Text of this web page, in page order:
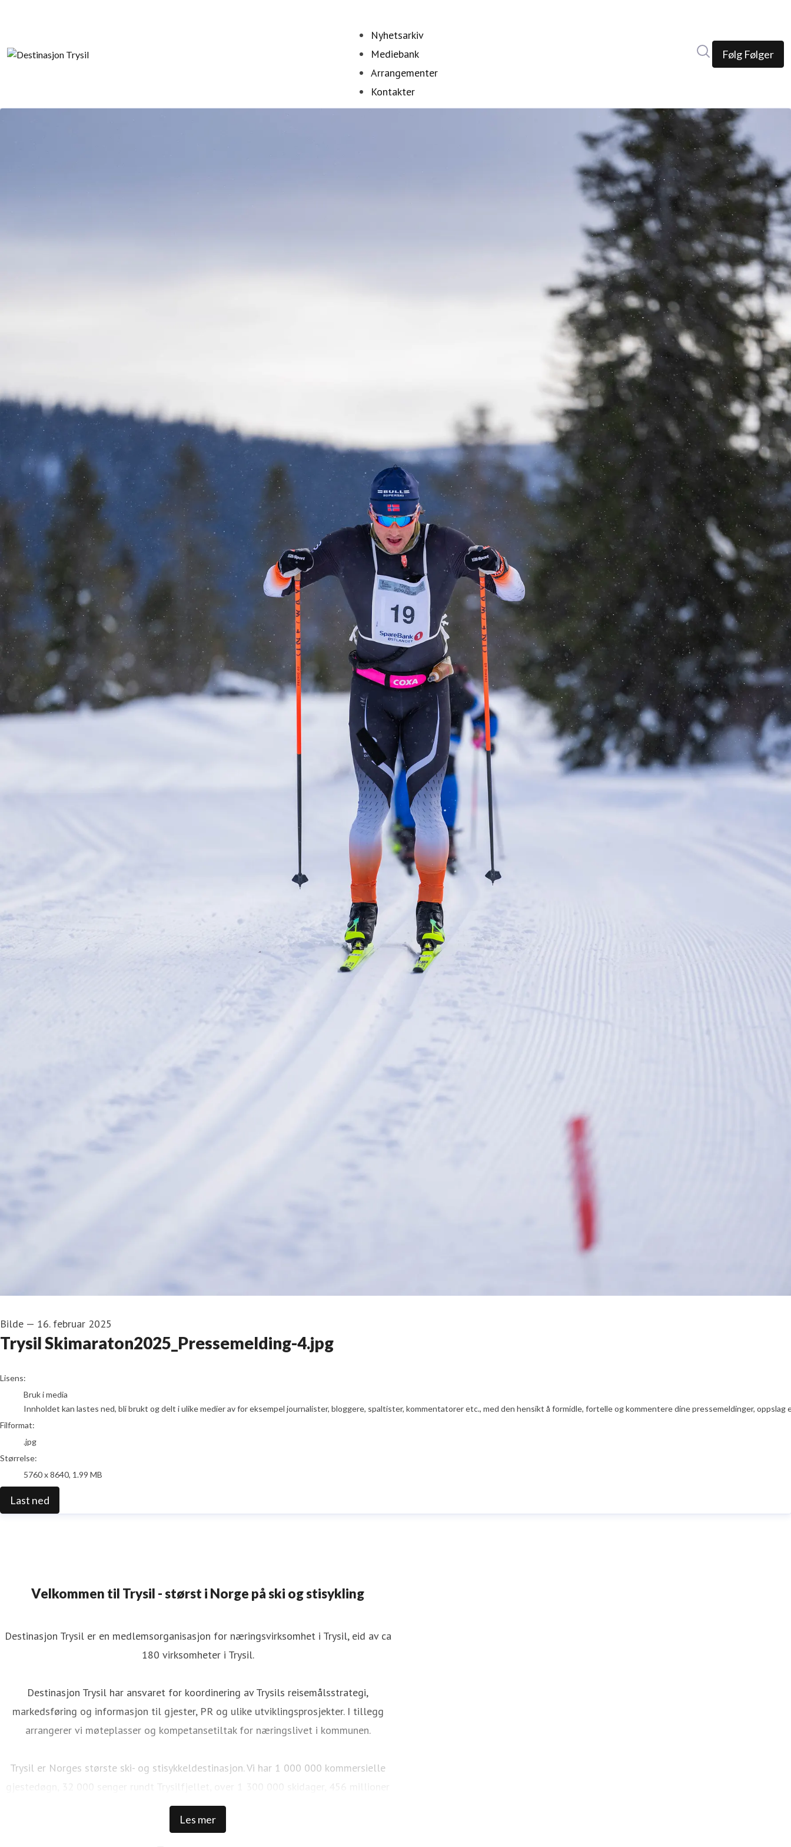
Nyhetsarkiv
Mediebank
Arrangementer
Kontakter
Følg Følger
Bilde — 16. februar 2025
Trysil Skimaraton2025_Pressemelding-4.jpg
go to media item
Lisens:
Bruk i media
Innholdet kan lastes ned, bli brukt og delt i ulike medier av for eksempel journalister, bloggere, spaltister, kommentatorer etc., med den hensikt å formidle, fortelle og kommentere dine pressemeldinger,
Filformat:
.jpg
Størrelse:
5760 x 8640, 1.99 MB
Last ned
Velkommen til Trysil - størst i Norge på ski og stisykling
Les mer
Destinasjon Trysil er en medlemsorganisasjon for næringsvirksomhet i Trysil, eid av ca
180 virksomheter i Trysil.
Destinasjon Trysil har ansvaret for koordinering av Trysils reisemålsstrategi,
markedsføring og informasjon til gjester, PR og ulike utviklingsprosjekter. I tillegg
arrangerer vi møteplasser og kompetansetiltak for næringslivet i kommunen.
Trysil er Norges største ski- og stisykkeldestinasjon. Vi har 1 000 000 kommersielle
gjestedøgn, 32 000 senger rundt Trysilfjellet, over 1 300 000 skidager, 456 millioner
NOK i skipassomsetning, 69 bakker, 41 heiser, over 500 km med langrennsløyper. Over
100 000 sykkeldager, 100 km med naturlig sykkelstier, sykkelparker, over 65 km